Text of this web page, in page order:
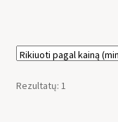
Rezultatų: 1